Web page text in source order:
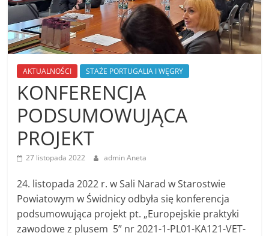
AKTUALNOŚCI STAŻE PORTUGALIA I WĘGRY
KONFERENCJA
PODSUMOWUJĄCA
PROJEKT
27 listopada 2022 admin Aneta
24. listopada 2022 r. w Sali Narad w Starostwie
Powiatowym w Świdnicy odbyła się konferencja
podsumowująca projekt pt. „Europejskie praktyki
zawodowe z plusem 5” nr 2021-1-PL01-KA121-VET-